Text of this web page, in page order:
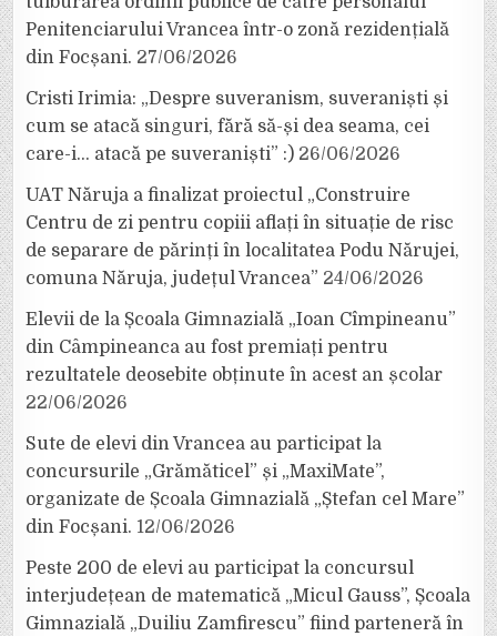
Penitenciarului Vrancea într-o zonă rezidențială
din Focșani. 27/06/2026
Cristi Irimia: „Despre suveranism, suveraniști și
cum se atacă singuri, fără să-și dea seama, cei
care-i… atacă pe suveraniști” :) 26/06/2026
UAT Năruja a finalizat proiectul „Construire
Centru de zi pentru copiii aflați în situație de risc
de separare de părinți în localitatea Podu Nărujei,
comuna Năruja, județul Vrancea” 24/06/2026
Elevii de la Școala Gimnazială „Ioan Cîmpineanu”
din Câmpineanca au fost premiați pentru
rezultatele deosebite obținute în acest an școlar
22/06/2026
Sute de elevi din Vrancea au participat la
concursurile „Grămăticel” și „MaxiMate”,
organizate de Școala Gimnazială „Ștefan cel Mare”
din Focșani. 12/06/2026
Peste 200 de elevi au participat la concursul
interjudețean de matematică „Micul Gauss”, Școala
Gimnazială „Duiliu Zamfirescu” fiind parteneră în